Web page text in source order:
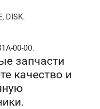
DISK.
00-00.
запчасти
качество и